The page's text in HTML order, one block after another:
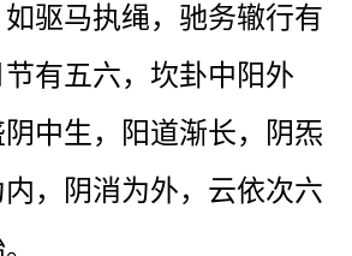
驱马执绳，驰务辙行有
有五六，坎卦中阳外
阴中生，阳道渐长，阴炁
，阴消为外，云依次六